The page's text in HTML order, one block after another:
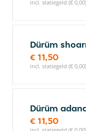
incl. statiegeld (€ 0,00)
Dürüm
€ 11,50
incl. statiegeld (€ 0,00)
Dürüm
€ 11,50